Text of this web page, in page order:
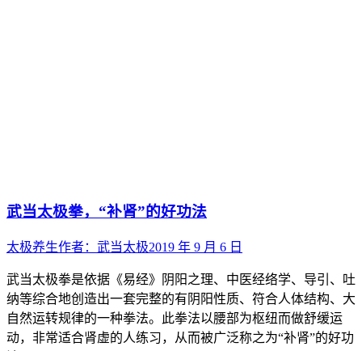
武当太极拳，“补肾”的好功法
太极养生作者： 武当太极2019 年 9 月 6 日
武当太极拳是依据《易经》阴阳之理、中医经络学、导引、吐
纳等综合地创造出一套完整的有阴阳性质、符合人体结构、大
自然运转规律的一种拳法。此拳法以腰部为枢纽而做舒缓运
动，非常适合肾虚的人练习，从而被广泛称之为“补肾”的好功